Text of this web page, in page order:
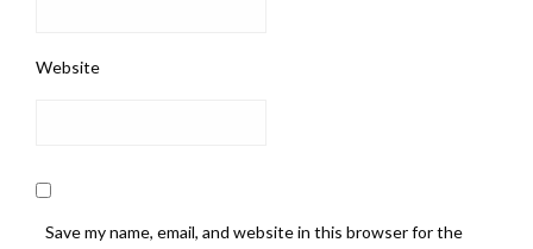
Website
Save my name, email, and website in this browser for the